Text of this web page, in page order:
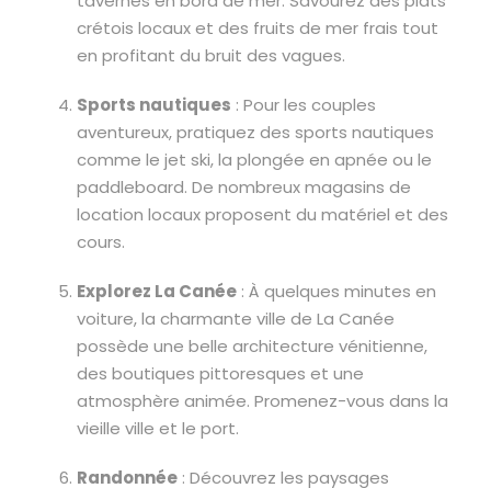
crétois locaux et des fruits de mer frais tout
en profitant du bruit des vagues.
Sports nautiques : Pour les couples
aventureux, pratiquez des sports nautiques
comme le jet ski, la plongée en apnée ou le
paddleboard. De nombreux magasins de
location locaux proposent du matériel et des
cours.
Explorez La Canée : À quelques minutes en
voiture, la charmante ville de La Canée
possède une belle architecture vénitienne,
des boutiques pittoresques et une
atmosphère animée. Promenez-vous dans la
vieille ville et le port.
Randonnée : Découvrez les paysages